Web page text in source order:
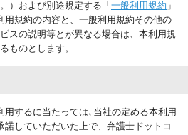
）および別途規定する「 一般利用規約 」
用規約の内容と、一般利用規約その他の
スの説明等とが異なる場合は、本利用規
ものとします。
用するに当たっては､当社の定める本利用
諾していただいた上で、弁護士ドットコ